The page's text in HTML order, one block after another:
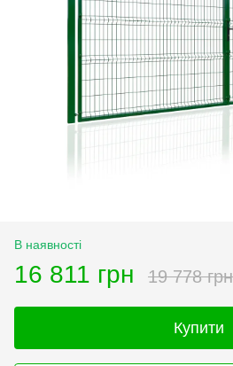
В наявності
16 811 грн 19 778 грн
Купити